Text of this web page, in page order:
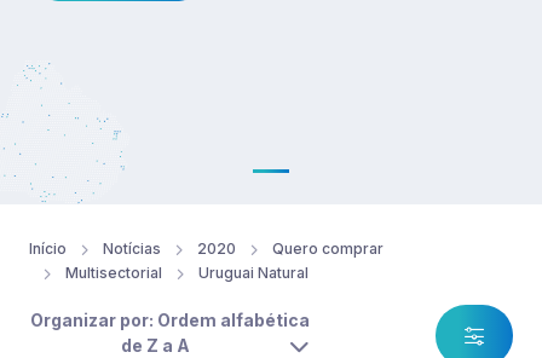
Início Notícias 2020
Quero comprar
Multisectorial
Uruguai Natural
Organizar por: Ordem alfabética
de Z a A